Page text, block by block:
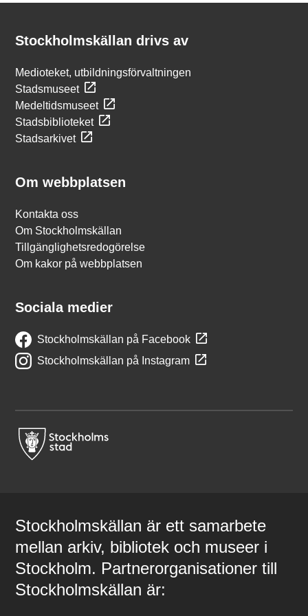
Stockholmskällan drivs av
Medioteket, utbildningsförvaltningen
Stadsmuseet
Medeltidsmuseet
Stadsbiblioteket
Stadsarkivet
Om webbplatsen
Kontakta oss
Om Stockholmskällan
Tillgänglighetsredogörelse
Om kakor på webbplatsen
Sociala medier
Stockholmskällan på Facebook
Stockholmskällan på Instagram
Stockholmskällan är ett samarbete
mellan arkiv, bibliotek och museer i
Stockholm. Partnerorganisationer till
Stockholmskällan är: